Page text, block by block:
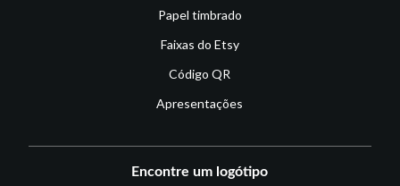
Papel timbrado
Faixas do Etsy
Código QR
Apresentações
Encontre um logótipo